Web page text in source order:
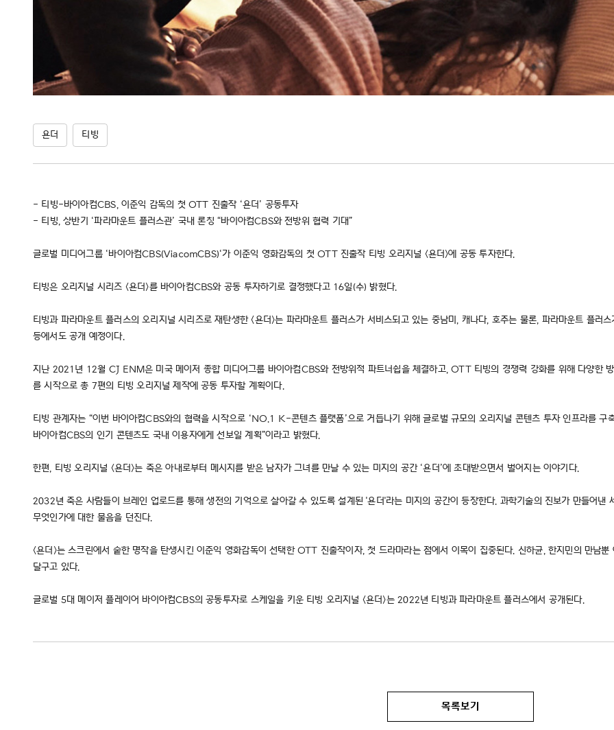
욘더 티빙
- 티빙-바이아컴CBS, 이준익 감독의 첫 OTT 진출작 ‘욘더’ 공동투자
- 티빙, 상반기 ‘파라마운트 플러스관’ 국내 론칭 “바이아컴CBS와 전방위 협력 기대”
글로벌 미디어그룹 ‘바이아컴CBS(ViacomCBS)‘가 이준익 영화감독의 첫 OTT 진출작 티빙 오리지널 <욘더>에 공동 투자한다.
티빙은 오리지널 시리즈 <욘더>를 바이아컴CBS와 공동 투자하기로 결정했다고 16일(수) 밝혔다.
티빙과 파라마운트 플러스의 오리지널 시리즈로 재탄생한 <욘더>는 파라마운트 플러스가 서비스되고 있는 중남미, 캐나다, 호주는 물론, 파라마운트 플러
등에서도 공개 예정이다.
지난 2021년 12월 CJ ENM은 미국 메이저 종합 미디어그룹 바이아컴CBS와 전방위적 파트너쉽을 체결하고, OTT 티빙의 경쟁력 강화를 위해 다양한
를 시작으로 총 7편의 티빙 오리지널 제작에 공동 투자할 계획이다.
티빙 관계자는 “이번 바이아컴CBS와의 협력을 시작으로 ‘NO.1 K-콘텐츠 플랫폼’으로 거듭나기 위해 글로벌 규모의 오리지널 콘텐츠 투자 인프라를 구
바이아컴CBS의 인기 콘텐츠도 국내 이용자에게 선보일 계획”이라고 밝혔다.
한편, 티빙 오리지널 <욘더>는 죽은 아내로부터 메시지를 받은 남자가 그녀를 만날 수 있는 미지의 공간 ‘욘더’에 초대받으면서 벌어지는 이야기다.
2032년 죽은 사람들이 브레인 업로드를 통해 생전의 기억으로 살아갈 수 있도록 설계된 '욘더'라는 미지의 공간이 등장한다. 과학기술의 진보가 만들어낸
무엇인가에 대한 물음을 던진다.
<욘더>는 스크린에서 숱한 명작을 탄생시킨 이준익 영화감독이 선택한 OTT 진출작이자, 첫 드라마라는 점에서 이목이 집중된다. 신하균, 한지민의 만남
달구고 있다.
글로벌 5대 메이저 플레이어 바이아컴CBS의 공동투자로 스케일을 키운 티빙 오리지널 <욘더>는 2022년 티빙과 파라마운트 플러스에서 공개된다.
목록보기